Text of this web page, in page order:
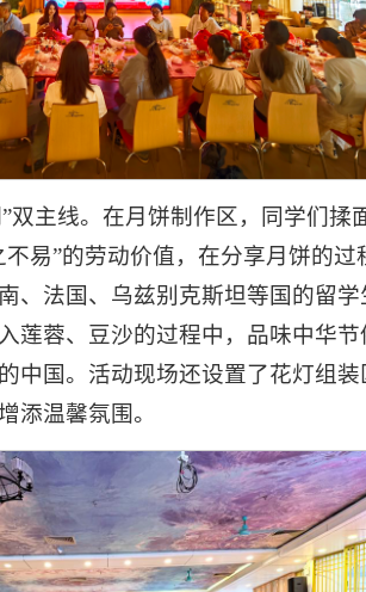
双主线。在月饼制作区，同学们揉
易”的劳动价值，在分享月饼的过
、法国、乌兹别克斯坦等国的留学
莲蓉、豆沙的过程中，品味中华节
中国。活动现场还设置了花灯组
添温馨氛围。